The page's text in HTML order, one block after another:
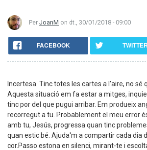
Per JoanM on dt., 30/01/2018 - 09:00
FACEBOOK TWITTER
Incertesa. Tinc totes les cartes a l'aire, no sé
Aquesta situació em fa estar a mitges,
tinc por del que pugui arribar. Em produeix
recorregut a tu. Probablement el meu error
amb tu, Jesús, progressa quan tinc
quan estic bé. Ajuda'm a compartir cada dia
cor.Passo estona en silenci, mirant-te i